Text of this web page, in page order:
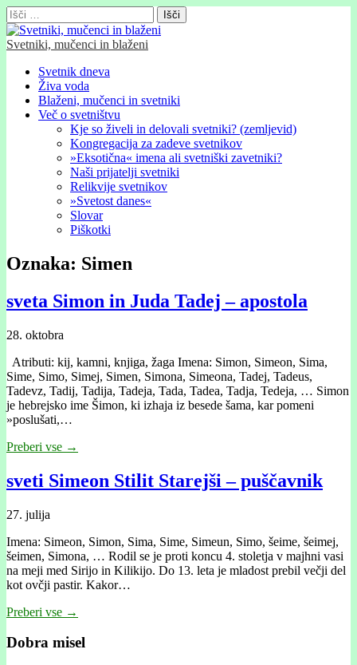
Išči:
Svetniki, mučenci in blaženi
Glavni
meni
Skip
content
Svetnik dneva
Živa voda
Blaženi, mučenci in svetniki
Več o svetništvu
Kje so živeli in delovali svetniki? (zemljevid)
Kongregacija za zadeve svetnikov
»Eksotična« imena ali svetniški zavetniki?
Naši prijatelji svetniki
Relikvije svetnikov
»Svetost danes«
Slovar
Piškotki
Oznaka: Simen
sveta Simon in Juda Tadej – apostola
28. oktobra
Atributi: kij, kamni, knjiga, žaga Imena: Simon, Simeon, Sima,
Sime, Simo, Simej, Simen, Simona, Simeona, Tadej, Tadeus,
Tadevz, Tadij, Tadija, Tadeja, Tada, Tadea, Tadja, Tedeja, … Simon
je hebrejsko ime Šimon, ki izhaja iz besede šama, kar pomeni
»poslušati,…
Preberi vse →
sveti Simeon Stilit Starejši – puščavnik
27. julija
Imena: Simeon, Simon, Sima, Sime, Simeun, Simo, šeime, šeimej,
šeimen, Simona, … Rodil se je proti koncu 4. stoletja v majhni vasi
na meji med Sirijo in Kilikijo. Do 13. leta je mladost prebil večji del
kot ovčji pastir. Kakor…
Preberi vse →
Dobra misel